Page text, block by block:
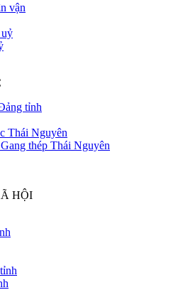
vận
tỉnh
Thái Nguyên
thép Thái Nguyên
HỘI